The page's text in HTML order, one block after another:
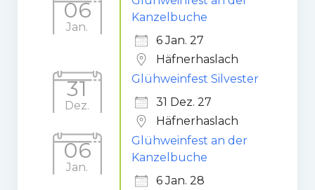
06
Jan.
Kanzelbuche
6 Jan. 27
Häfnerhaslach
31
Dez.
Glühweinfest Silvester
31 Dez. 27
Häfnerhaslach
06
Jan.
Glühweinfest an der
Kanzelbuche
6 Jan. 28